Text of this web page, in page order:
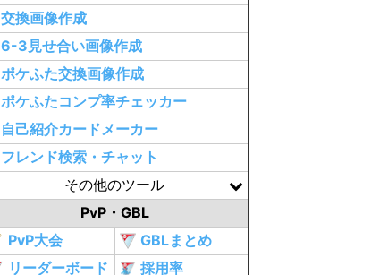
交換画像作成
6-3見せ合い画像作成
ポケふた交換画像作成
ポケふたコンプ率チェッカー
自己紹介カードメーカー
フレンド検索・チャット
その他のツール
PvP・GBL
PvP大会
GBLまとめ
リーダーボード
採用率